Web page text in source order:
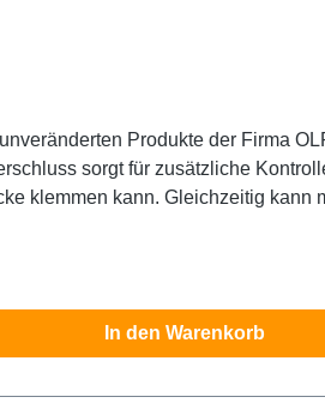
Produkte der Firma
sorgt für zusätzliche
klemmen kann. Gleichzeitig
höchste Schnittgenauigkeit. Für
Dieses Messer ist
In den Warenkorb